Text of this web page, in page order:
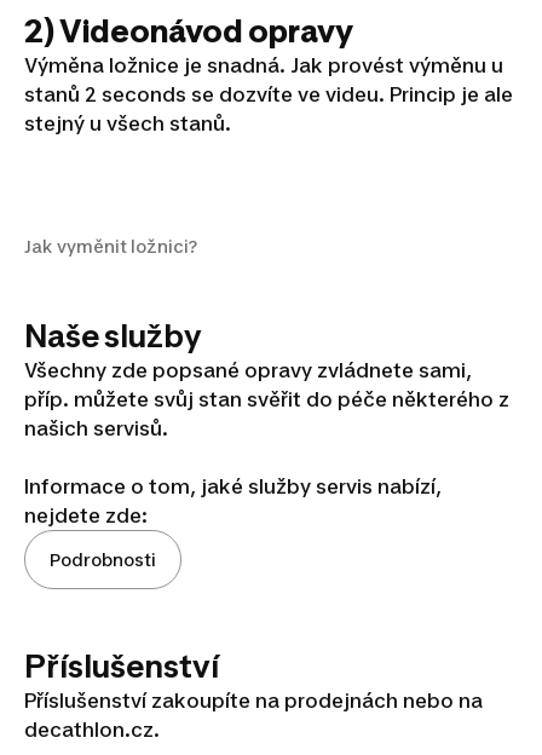
2) Videonávod opravy
Výměna ložnice je snadná. Jak provést výměnu u
stanů 2 seconds se dozvíte ve videu. Princip je ale
stejný u všech stanů.
Jak vyměnit ložnici?
Naše služby
Všechny zde popsané opravy zvládnete sami,
příp. můžete svůj stan svěřit do péče některého z
našich servisů.
Informace o tom, jaké služby servis nabízí,
nejdete zde:
Podrobnosti
Příslušenství
Příslušenství zakoupíte na prodejnách nebo na
decathlon.cz.